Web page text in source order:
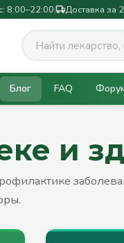
8:00–22:00| Доставка за
Блог FAQ
и